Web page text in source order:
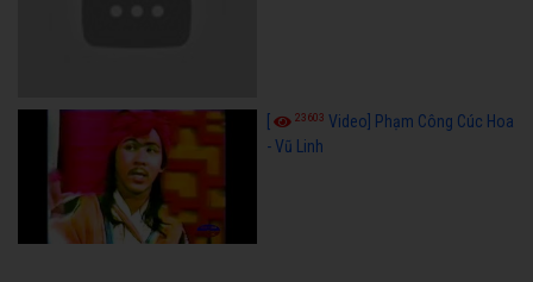
23603 Video] Phạm Công Cúc Hoa
- Vũ Linh